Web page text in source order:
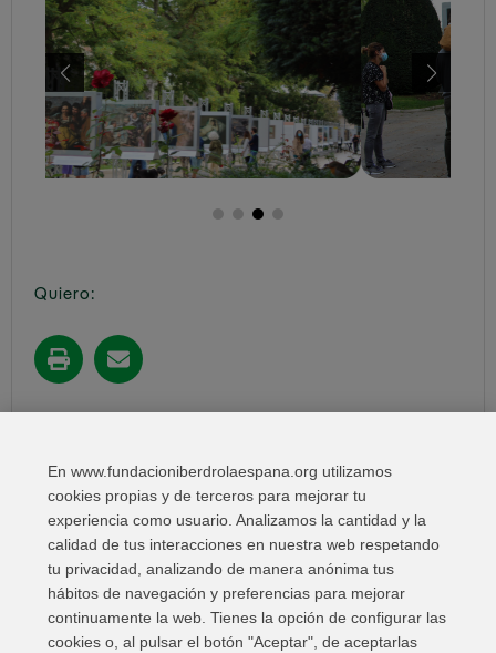
Quiero:
En www.fundacioniberdrolaespana.org utilizamos
cookies propias y de terceros para mejorar tu
experiencia como usuario. Analizamos la cantidad y la
calidad de tus interacciones en nuestra web respetando
tu privacidad, analizando de manera anónima tus
hábitos de navegación y preferencias para mejorar
continuamente la web. Tienes la opción de configurar las
cookies o, al pulsar el botón "Aceptar", de aceptarlas